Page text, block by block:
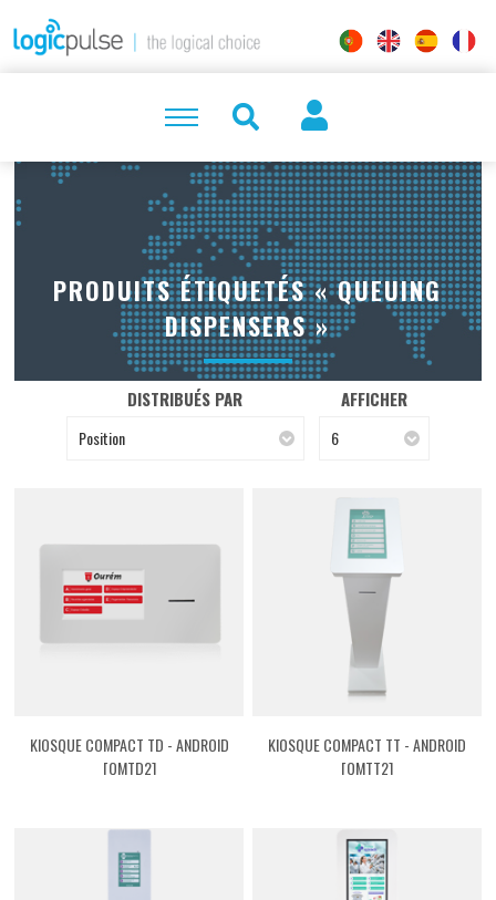
PRODUITS ÉTIQUETÉS « QUEUING
DISPENSERS »
DISTRIBUÉS PAR
Position
AFFICHER
6
KIOSQUE COMPACT TD - ANDROID
[QMTD2]
KIOSQUE COMPACT TT - ANDROID
[QMTT2]